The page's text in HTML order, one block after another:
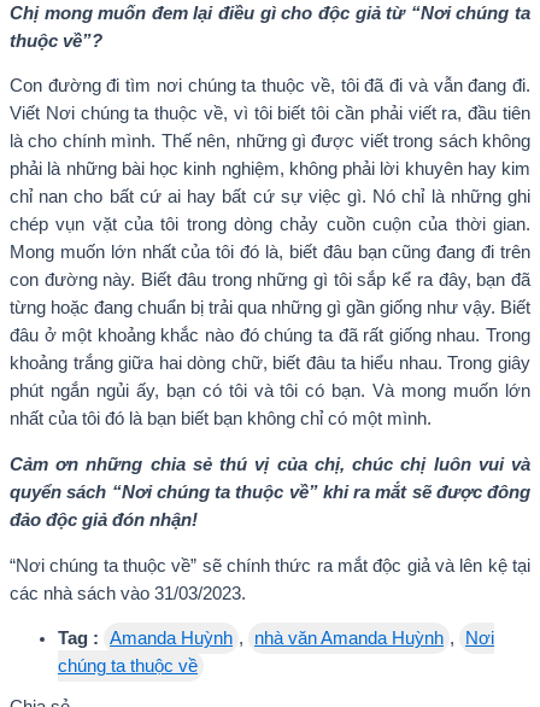
Chị mong muốn đem lại điều gì cho độc giả từ “Nơi chúng ta
thuộc về”?
Con đường đi tìm nơi chúng ta thuộc về, tôi đã đi và vẫn đang đi.
Viết Nơi chúng ta thuộc về, vì tôi biết tôi cần phải viết ra, đầu tiên
là cho chính mình. Thế nên, những gì được viết trong sách không
phải là những bài học kinh nghiệm, không phải lời khuyên hay kim
chỉ nan cho bất cứ ai hay bất cứ sự việc gì. Nó chỉ là những ghi
chép vụn vặt của tôi trong dòng chảy cuồn cuộn của thời gian.
Mong muốn lớn nhất của tôi đó là, biết đâu bạn cũng đang đi trên
con đường này. Biết đâu trong những gì tôi sắp kể ra đây, bạn đã
từng hoặc đang chuẩn bị trải qua những gì gần giống như vậy. Biết
đâu ở một khoảng khắc nào đó chúng ta đã rất giống nhau. Trong
khoảng trắng giữa hai dòng chữ, biết đâu ta hiểu nhau. Trong giây
phút ngắn ngủi ấy, bạn có tôi và tôi có bạn. Và mong muốn lớn
nhất của tôi đó là bạn biết bạn không chỉ có một mình.
Cảm ơn những chia sẻ thú vị của chị, chúc chị luôn vui và
quyển sách “Nơi chúng ta thuộc về” khi ra mắt sẽ được đông
đảo độc giả đón nhận!
“Nơi chúng ta thuộc về” sẽ chính thức ra mắt độc giả và lên kệ tại
các nhà sách vào 31/03/2023.
Tag : Amanda Huỳnh , nhà văn Amanda Huỳnh ,
Nơi
chúng ta thuộc về